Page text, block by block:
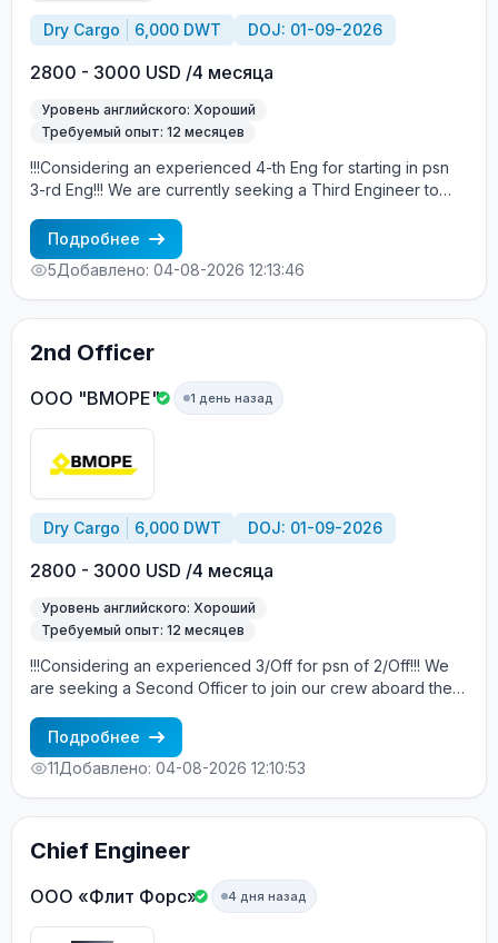
Dry Cargo 6,000 DWT DOJ: 01-09-2026
2800 - 3000 USD /4 месяца
Уровень английского: Хороший
Требуемый опыт: 12 месяцев
!!!Considering an experienced 4-th Eng for starting in psn
3-rd Eng!!! We are currently seeking a Third Engineer to
is scheduled between Sep 1 and Sep 10, 2026, in Istanbul,
Turkey. About the Vessel: MV Amber Spirit is a modern
cargo vessel registered under the A&B. For more detailed
information about the vessel, please visit Marinetrafic.
Candidate Requirements: A degree in Marine Engineering
or a related technical field. At least 2 contracts of
an experienced 4-th Eng for starting in psn 3-rd Eng.
Proficiency in English at an Upper-Intermediate level or
higher. Terms of Employment: Contract duration: 4 +/-
months. Salary details will be discussed with successful
candidates.
Подробнее
5Добавлено: 04-08-2026 12:13:46
2nd Officer
ООО "ВМОРЕ" 1 день назад
Dry Cargo 6,000 DWT DOJ: 01-09-2026
2800 - 3000 USD /4 месяца
Уровень английского: Хороший
Требуемый опыт: 12 месяцев
!!!Considering an experienced 3/Off for psn of 2/Off!!! We
are seeking a Second Officer to join our crew aboard the
Sep 01 and Sep 10, 2026, in Istanbul, Turkey. About the
Vessel: MV Amber Spirit is a modern cargo vessel
registered under the A&B. For more detailed information
about the vessel, please visit Marinetrafic. Candidate
Requirements: A degree in Nautical Science or equivalent.
At least 2 contracts of experience as a Second Officer on
merchant ships. Proficiency in English at an Upper-
Intermediate level or higher. Terms of Employment: Contract
duration: 4 +/- months. Salary details will be discussed with
successful candidates. Interested candidates should send
Подробнее
11Добавлено: 04-08-2026 12:10:53
Chief Engineer
ООО «Флит Форс» 4 дня назад